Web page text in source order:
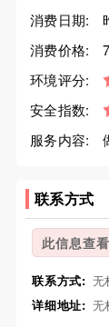
消费日期:
消费价格:
环境评分:
安全指数:
服务内容:
联系方式
此信息查
联系方式: 无
详细地址: 无